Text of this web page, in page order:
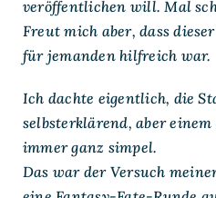
veröffentlichen will. Mal
Freut mich aber, dass
für jemanden hilfreich war.
Ich dachte eigentlich, die
selbsterklärend, aber
immer ganz simpel.
Das war der Versuch